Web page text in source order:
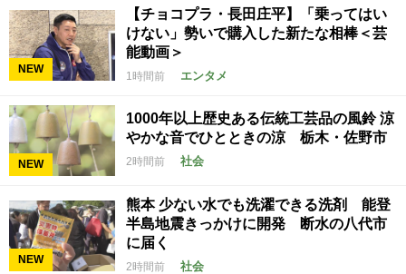
NEW
【チョコプラ・長田庄平】「乗ってはい
けない」勢いで購入した新たな相棒＜芸
能動画＞
1時間前 エンタメ
NEW
1000年以上歴史ある伝統工芸品の風鈴 涼
やかな音でひとときの涼 栃木・佐野市
2時間前 社会
NEW
熊本 少ない水でも洗濯できる洗剤 能登
半島地震きっかけに開発 断水の八代市
に届く
2時間前 社会